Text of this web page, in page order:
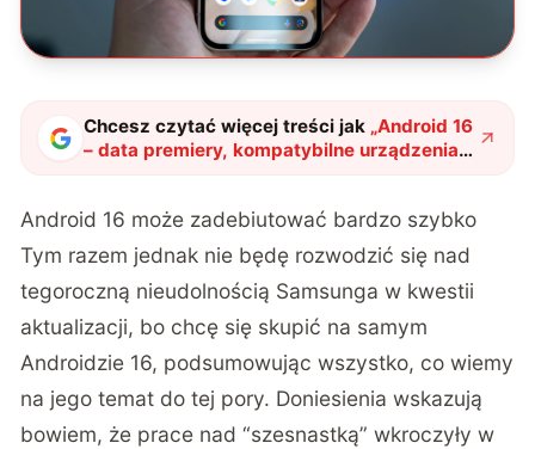
Chcesz czytać więcej treści jak „Android 16
– data premiery, kompatybilne urządzenia i
kluczowe funkcje"?
Android 16 może zadebiutować bardzo szybko
Tym razem jednak nie będę rozwodzić się nad
tegoroczną nieudolnością Samsunga w kwestii
aktualizacji, bo chcę się skupić na samym
Androidzie 16, podsumowując wszystko, co wiemy
na jego temat do tej pory. Doniesienia wskazują
bowiem, że prace nad “szesnastką” wkroczyły w